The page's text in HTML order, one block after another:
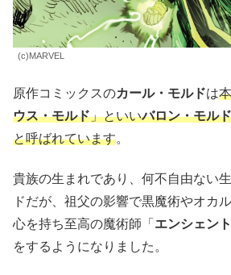
(c)MARVEL
原作コミックスのカール・モルドは
ウス・モルド」といいバロン・モルド
と呼ばれています。
貴族の生まれであり、何不自由ない
ドだが、祖父の影響で黒魔術やオカ
心を持ち至高の魔術師「 エンシェン
をするようになりました。